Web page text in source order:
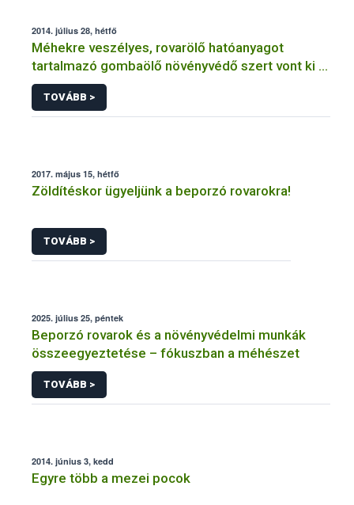
2014. július 28, hétfő
Méhekre veszélyes, rovarölő hatóanyagot
tartalmazó gombaölő növényvédő szert vont ki a
forgalomból a NÉBIH
TOVÁBB >
2017. május 15, hétfő
Zöldítéskor ügyeljünk a beporzó rovarokra!
TOVÁBB >
2025. július 25, péntek
Beporzó rovarok és a növényvédelmi munkák
összeegyeztetése – fókuszban a méhészet
TOVÁBB >
2014. június 3, kedd
Egyre több a mezei pocok